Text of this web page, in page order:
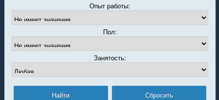
Опыт работы:
Пол:
Занятость: